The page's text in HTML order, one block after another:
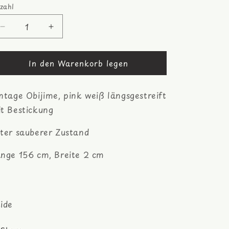
Verringere
die
Menge
rosapink
bestickter
Obijime,
Erhöhe
die
Menge
für
rosapink
bestickter
Obijime,
Seide
In den Warenkorb legen
Obijime, pink weiß längsgestreift
Bestickung
sauberer Zustand
156 cm, Breite 2 cm